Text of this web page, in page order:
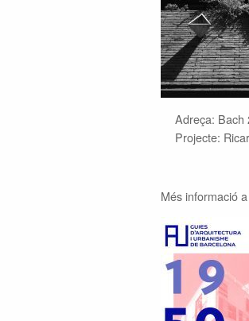
Adreça: Bach
Projecte:
Més informació a